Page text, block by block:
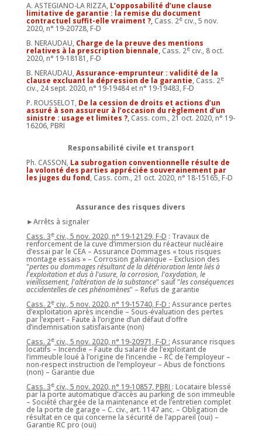
A. ASTEGIANO-LA RIZZA, L’opposabilité d’une clause
limitative de garantie : la remise du document
contractuel suffit-elle vraiment ?,Cass. 2eciv., 5 nov.
2020, n° 19-20728, F-D
B. NERAUDAU, Charge de la preuve des mentions
relatives à la prescription biennale,Cass. 2e civ., 8 oct.
2020, n° 19-18181, F-D
B. NERAUDAU,Assurance-emprunteur : validité de la
clause excluant la dépression de la garantie, Cass. 2e
civ., 24 sept. 2020, n° 19-19484 et n° 19-19483, F-D
P. ROUSSELOT, De la cession de droits et actions d’un
assuré à son assureur à l’occasion du règlement d’un
sinistre : usage et limites ?,Cass. com., 21 oct. 2020, n° 19-
16206, PBRI
Responsabilité civile et transport
Ph. CASSON, La subrogation conventionnelle résulte de
la volonté des parties appréciée souverainement par
les juges du fond, Cass. com., 21 oct. 2020, n° 18-15165, F-D
Assurance des risques divers
►Arrêts à signaler
Cass. 3eciv., 5 nov. 2020, n° 19-12129, F-D : Travaux de
renforcement de la cuve d’immersion du réacteur nucléaire
d’essai par le CEA – Assurance Dommages « tous risques
montage essais » – Corrosion galvanique – Exclusion des
"pertes ou dommages résultant de la détérioration lente liés à
l'exploitation et dus à l'usure, la corrosion, l'oxydation, le
vieillissement, l'altération de la substance" sauf "les conséquences
accidentelles de ces phénomènes" – Refus de garantie
Cass. 2eciv., 5 nov. 2020, n° 19-15740, F-D : Assurance pertes
d’exploitation après incendie – Sous-évaluation des pertes
par l’expert – Faute à l’origine d’un défaut d’offre
d’indemnisation satisfaisante (non)
Cass. 2eciv., 5 nov. 2020, n° 19-20971, F-D : Assurance risques
locatifs – Incendie – Faute du salarié de l’exploitant de
l’immeuble loué à l’origine de l’incendie – RC de l’employeur –
non-respect instruction de l’employeur – Abus de fonctions
(non) – Garantie due
Cass. 3eciv., 5 nov. 2020, n° 19-10857, PBRI : Locataire blessé
par la porte automatique d’accès au parking de son immeuble
– Société chargée de la maintenance et de l’entretien complet
de la porte de garage – C. civ., art. 1147 anc. – Obligation de
résultat en ce qui concerne la sécurité de l’appareil (oui) –
Garantie RC pro (oui)